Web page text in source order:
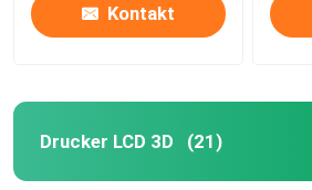
Kontakt
Drucker LCD 3D (21)